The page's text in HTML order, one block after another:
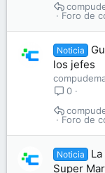
Foro de
Noticia
los jefes
0
Foro de
Noticia
Super